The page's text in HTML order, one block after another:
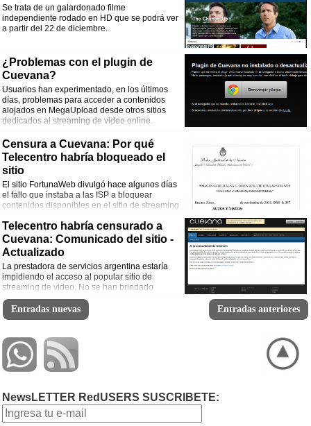
Se trata de un galardonado filme
independiente rodado en HD que se podrá ver
a partir del 22 de diciembre.
¿Problemas con el plugin de
Cuevana?
Usuarios han experimentado, en los últimos
días, problemas para acceder a contenidos
alojados en MegaUpload desde otros sitios
dedicados al streaming de video online.
Censura a Cuevana: Por qué
Telecentro habría bloqueado el
sitio
El sitio FortunaWeb divulgó hace algunos días
el fallo que instaba a las ISP a bloquear
contenidos disponibles en el sitio de streaming
Telecentro habría censurado a
Cuevana: Comunicado del sitio -
Actualizado
La prestadora de servicios argentina estaría
impidiendo el acceso al popular sitio de
streaming de video. No se han brindado
precisiones del porqué de la medida.
Entradas nuevas Entradas anteriores
NewsLETTER RedUSERS SUSCRIBETE: